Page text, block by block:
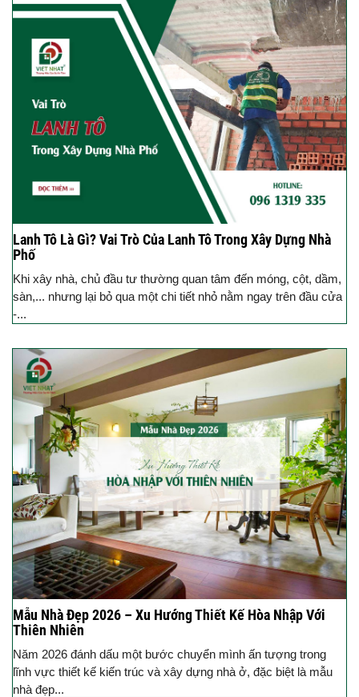
Lanh Tô Là Gì? Vai Trò Của Lanh Tô Trong Xây Dựng Nhà
Phố
Khi xây nhà, chủ đầu tư thường quan tâm đến móng, cột, dầm,
sàn,... nhưng lại bỏ qua một chi tiết nhỏ nằm ngay trên đầu cửa
-...
Mẫu Nhà Đẹp 2026 – Xu Hướng Thiết Kế Hòa Nhập Với
Thiên Nhiên
Năm 2026 đánh dấu một bước chuyển mình ấn tượng trong
lĩnh vực thiết kế kiến trúc và xây dựng nhà ở, đặc biệt là mẫu
nhà đẹp...